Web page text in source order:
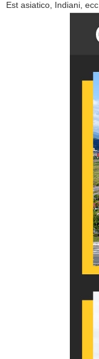
Est asiatico, Indiani, ecc.